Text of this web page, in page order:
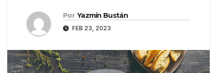
Por Yazmín Bustán
FEB 23, 2023